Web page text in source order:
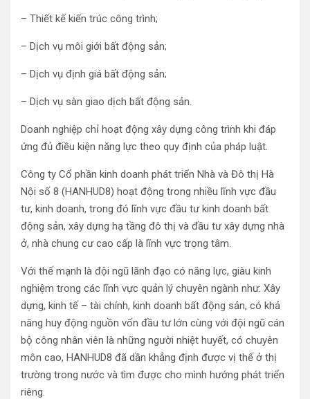
– Thiết kế kiến trúc công trình;
– Dịch vụ môi giới bất động sản;
– Dịch vụ định giá bất động sản;
– Dịch vụ sàn giao dịch bất động sản.
Doanh nghiệp chỉ hoạt động xây dựng công trình khi đáp
ứng đủ điều kiện năng lực theo quy định của pháp luật.
Công ty Cổ phần kinh doanh phát triển Nhà và Đô thị Hà
Nội số 8 (HANHUD8) hoạt động trong nhiều lĩnh vực đầu
tư, kinh doanh, trong đó lĩnh vực đầu tư kinh doanh bất
động sản, xây dựng hạ tầng đô thị và đầu tư xây dựng nhà
ở, nhà chung cư cao cấp là lĩnh vực trọng tâm.
Với thế mạnh là đội ngũ lãnh đạo có năng lực, giàu kinh
nghiệm trong các lĩnh vực quản lý chuyên ngành như: Xây
dựng, kinh tế – tài chính, kinh doanh bất động sản, có khả
năng huy động nguồn vốn đầu tư lớn cùng với đội ngũ cán
bộ công nhân viên là những người nhiệt huyết, có chuyên
môn cao, HANHUD8 đã dần khẳng định được vị thế ở thị
trường trong nước và tìm được cho mình hướng phát triển
riêng.